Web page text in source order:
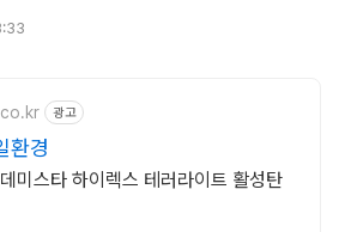
광고
환경
미스타 하이렉스 테러라이트 활성탄